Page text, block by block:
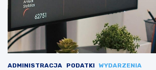
ADMINISTRACJA PODATKI WYDARZENIA